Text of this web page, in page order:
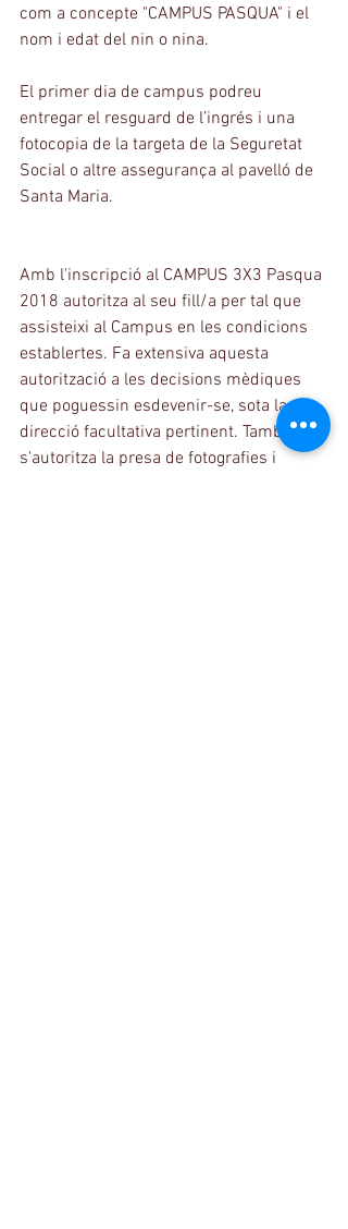
com a concepte "CAMPUS PASQUA" i el
nom i edat del nin o nina.
El primer dia de campus podreu
entregar el resguard de l’ingrés i una
fotocopia de la targeta de la Seguretat
Social o altre assegurança al pavelló de
Santa Maria.
Amb l'inscripció al CAMPUS 3X3 Pasqua
2018 autoritza al seu fill/a per tal que
assisteixi al Campus en les condicions
establertes. Fa extensiva aquesta
autorització a les decisions mèdiques
que poguessin esdevenir-se, sota la
direcció facultativa pertinent. També
s'autoritza la presa de fotografies i